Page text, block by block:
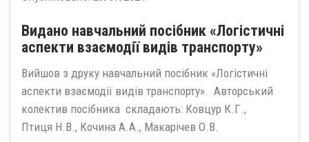
Видано навчальний посібник «Логістичні
аспекти взаємодії видів транспорту»
Вийшов з друку навчальний посібник «Логістичні
аспекти взаємодії видів транспорту». Авторський
колектив посібника складають: Ковцур К.Г.,
Птиця Н.В., Кочина А.А., Макарічев О.В.